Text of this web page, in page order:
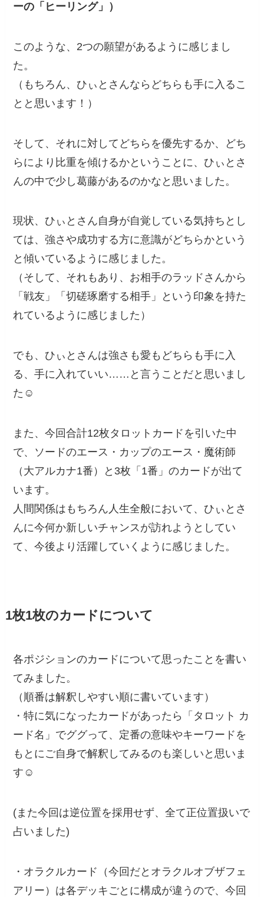
ーの「ヒーリング」）
このような、2つの願望があるように感じまし
た。
（もちろん、ひぃとさんならどちらも手に入るこ
とと思います！）
そして、それに対してどちらを優先するか、どち
らにより比重を傾けるかということに、ひぃとさ
んの中で少し葛藤があるのかなと思いました。
現状、ひぃとさん自身が自覚している気持ちとし
ては、強さや成功する方に意識がどちらかという
と傾いているように感じました。
（そして、それもあり、お相手のラッドさんから
「戦友」「切磋琢磨する相手」という印象を持た
れているように感じました）
でも、ひぃとさんは強さも愛もどちらも手に入
る、手に入れていい……と言うことだと思いまし
た☺️
また、今回合計12枚タロットカードを引いた中
で、ソードのエース・カップのエース・魔術師
（大アルカナ1番）と3枚「1番」のカードが出て
います。
人間関係はもちろん人生全般において、ひぃとさ
んに今何か新しいチャンスが訪れようとしてい
て、今後より活躍していくように感じました。
1枚1枚のカードについて
各ポジションのカードについて思ったことを書い
てみました。
（順番は解釈しやすい順に書いています）
・特に気になったカードがあったら「タロット カ
ード名」でググって、定番の意味やキーワードを
もとにご自身で解釈してみるのも楽しいと思いま
す☺️
(また今回は逆位置を採用せず、全て正位置扱いで
占いました)
・オラクルカード（今回だとオラクルオブザフェ
アリー）は各デッキごとに構成が違うので、今回